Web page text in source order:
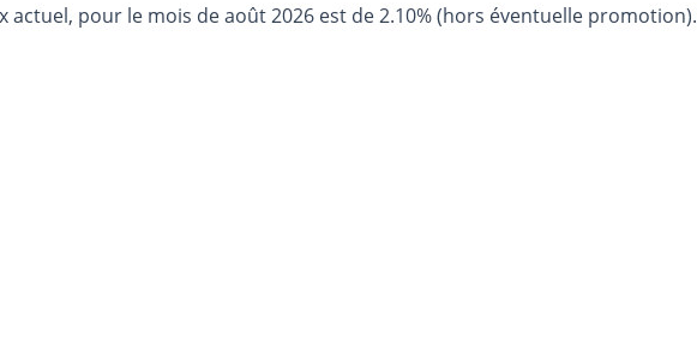
actuel, pour le mois de août 2026 est de 2.10% (hors éventuelle promotion).